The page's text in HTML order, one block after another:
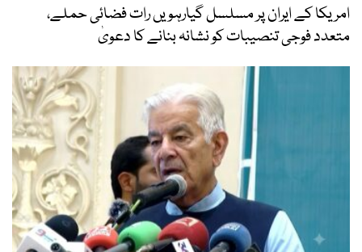
امریکا کے ایران پر مسلسل گیارہویں رات فضائی حملے،
متعدد فوجی تنصیبات کو نشانہ بنانے کا دعویٰ